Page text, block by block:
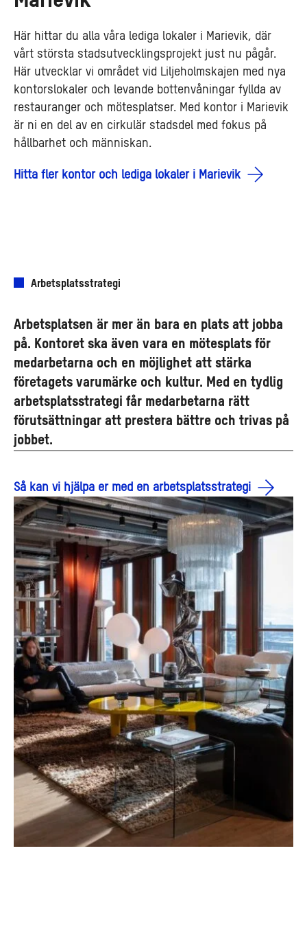
Här hittar du alla våra lediga lokaler i Marievik, där
vårt största stadsutvecklingsprojekt just nu pågår.
Här utvecklar vi området vid Liljeholmskajen med nya
kontorslokaler och levande bottenvåningar fyllda av
restauranger och mötesplatser. Med kontor i Marievik
är ni en del av en cirkulär stadsdel med fokus på
hållbarhet och människan.
Hitta fler kontor och lediga lokaler i Marievik
Arbetsplatsstrategi
Arbetsplatsen är mer än bara en plats att jobba
på. Kontoret ska även vara en mötesplats för
medarbetarna och en möjlighet att stärka
företagets varumärke och kultur. Med en tydlig
arbetsplatsstrategi får medarbetarna rätt
förutsättningar att prestera bättre och trivas på
jobbet.
Så kan vi hjälpa er med en arbetsplatsstrategi